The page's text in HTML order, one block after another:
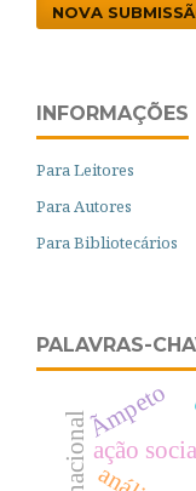
NOVA
INFORMAÇÕES
Para Leitores
Para Autores
Para Bibliotecários
PALAVRAS-
ação
Ãmpeto